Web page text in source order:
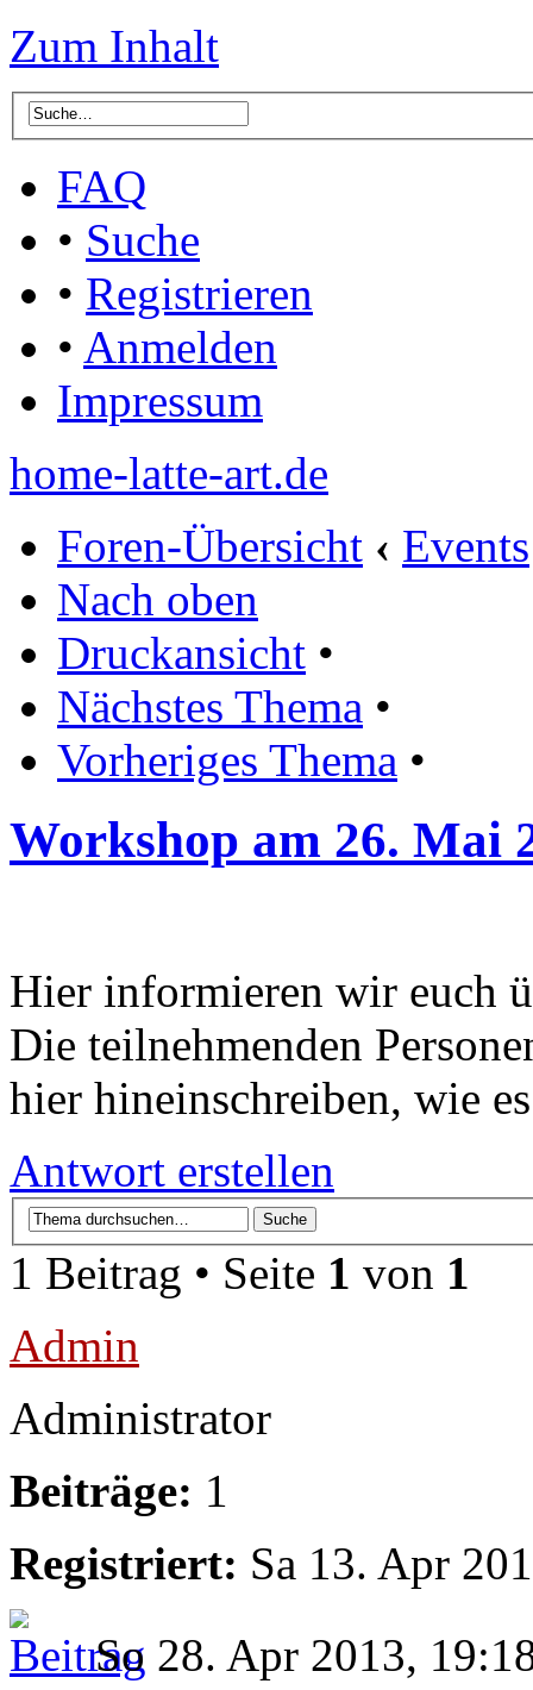
Zum Inhalt
FAQ
• Suche
• Registrieren
• Anmelden
Impressum
home-latte-art.de
Foren-Übersicht ‹ Events
Nach oben
Druckansicht •
Nächstes Thema •
Vorheriges Thema •
Workshop am 26. Mai
Hier informieren wir euch
Die teilnehmenden
hier hineinschreiben, wie
Antwort erstellen
1 Beitrag • Seite 1 von 1
Admin
Administrator
Beiträge: 1
Registriert: Sa 13. Apr
So 28. Apr 2013,